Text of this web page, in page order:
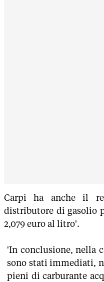
Carpi ha anche il
distributore di gasolio
2,079 euro al litro'.
'In conclusione, nella
sono stati immediati,
pieni di carburante